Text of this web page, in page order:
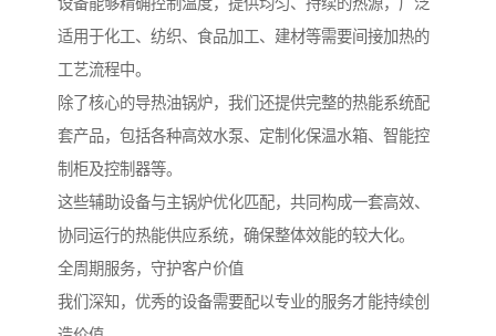
设备能够精确控制温度，提供均匀、持续的热源，广泛
适用于化工、纺织、食品加工、建材等需要间接加热的
工艺流程中。
除了核心的导热油锅炉，我们还提供完整的热能系统配
套产品，包括各种高效水泵、定制化保温水箱、智能控
制柜及控制器等。
这些辅助设备与主锅炉优化匹配，共同构成一套高效、
协同运行的热能供应系统，确保整体效能的较大化。
全周期服务，守护客户价值
我们深知，优秀的设备需要配以专业的服务才能持续创